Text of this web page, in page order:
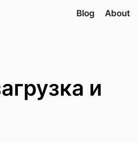
Blog About
и